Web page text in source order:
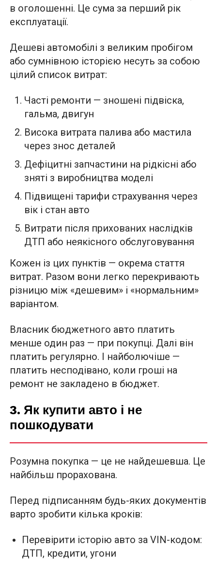
в оголошенні. Це сума за перший рік
експлуатації.
Дешеві автомобілі з великим пробігом
або сумнівною історією несуть за собою
цілий список витрат:
Часті ремонти — зношені підвіска,
гальма, двигун
Висока витрата палива або мастила
через знос деталей
Дефіцитні запчастини на рідкісні або
зняті з виробництва моделі
Підвищені тарифи страхування через
вік і стан авто
Витрати після прихованих наслідків
ДТП або неякісного обслуговування
Кожен із цих пунктів — окрема стаття
витрат. Разом вони легко перекривають
різницю між «дешевим» і «нормальним»
варіантом.
Власник бюджетного авто платить
менше один раз — при покупці. Далі він
платить регулярно. І найболючіше —
платить несподівано, коли гроші на
ремонт не закладено в бюджет.
3. Як купити авто і не
пошкодувати
Розумна покупка — це не найдешевша. Це
найбільш прорахована.
Перед підписанням будь-яких документів
варто зробити кілька кроків:
Перевірити історію авто за VIN-кодом:
ДТП, кредити, угони